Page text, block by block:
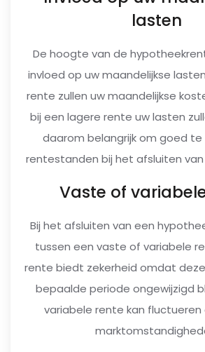
lasten
De hoogte van de
invloed op uw maandelijkse
rente zullen uw maandelijkse
bij een lagere rente uw lasten
daarom belangrijk om goed
rentestanden bij het afsluiten
Vaste of
Bij het afsluiten van een
tussen een vaste of variabele
rente biedt zekerheid omdat
bepaalde periode ongewijzigd
variabele rente kan fluctueren